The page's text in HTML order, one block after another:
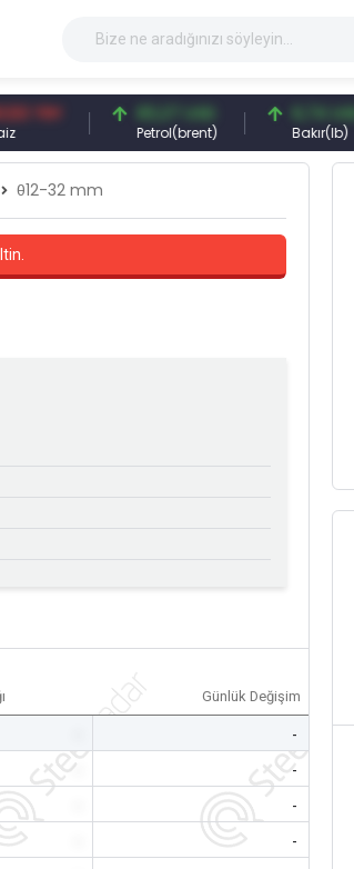
83,27 USD
Petrol(brent)
6,74 USD
Bakır(lb)
θ12-32 mm
Günlük Değişim
-
-
-
-